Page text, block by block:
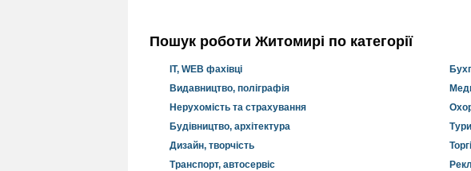
Пошук роботи Житомирі по категорії
IT, WEB фахівці
Видавництво, поліграфія
Нерухомість та страхування
Будівництво, архітектура
Дизайн, творчість
Транспорт, автосервіс